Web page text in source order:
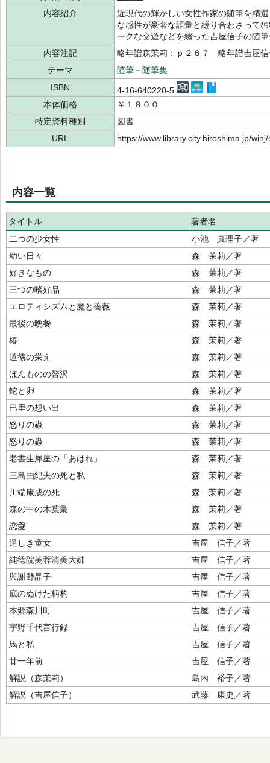
内容紹介
近現代の輝かしい女性作家の随筆を精
な感性が豪奢な語彙と縒り合わさって
ークな交遊などを綴った吉屋信子の随
内容注記
略年譜森茉莉：ｐ２６７ 略年譜吉屋信
テーマ
随筆－随筆集
ISBN
4-16-640220-5
本体価格
￥１８００
特定資料種別
図書
URL
https://www.library.city.hiroshima.jp/
内容一覧
タイトル
著者名
二つの少女性
小池 真理子／著
幼い日々
森 茉莉／著
好きなもの
森 茉莉／著
三つの嗜好品
森 茉莉／著
エロティシズムと魔と薔薇
森 茉莉／著
最後の晩餐
森 茉莉／著
椿
森 茉莉／著
道徳の栄え
森 茉莉／著
ほんものの贅沢
森 茉莉／著
蛇と卵
森 茉莉／著
巴里の想い出
森 茉莉／著
怒りの蟲
森 茉莉／著
怒りの蟲
森 茉莉／著
老書生犀星の「あはれ」
森 茉莉／著
三島由紀夫の死と私
森 茉莉／著
川端康成の死
森 茉莉／著
森の中の木葉梟
森 茉莉／著
恋愛
森 茉莉／著
逞しき童女
吉屋 信子／著
純徳院芙蓉清美大姉
吉屋 信子／著
與謝野晶子
吉屋 信子／著
底のぬけた柄杓
吉屋 信子／著
本郷森川町
吉屋 信子／著
宇野千代言行録
吉屋 信子／著
馬と私
吉屋 信子／著
廿一年前
吉屋 信子／著
解説（森茉莉）
島内 裕子／著
解説（吉屋信子）
武藤 康史／著